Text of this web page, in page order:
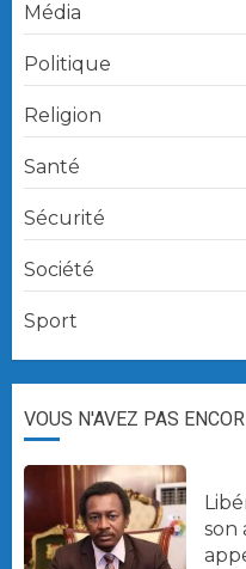
Média
Politique
Religion
Santé
Sécurité
Société
Sport
VOUS N'AVEZ PAS
son